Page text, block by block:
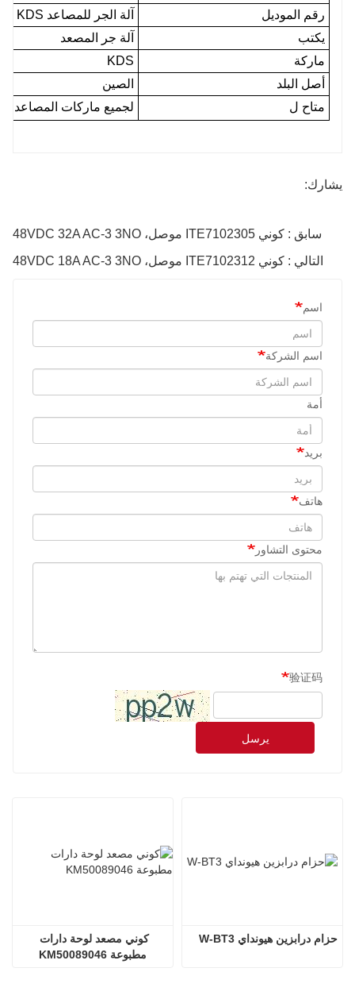
رقم الموديل
آلة الجر للمصاعد KDS سلسلة VL-C
يكتب
آلة جر المصعد
ماركة
KDS
أصل البلد
الصين
متاح ل
لجميع ماركات المصاعد
يشارك:
سابق : كوني ITE7102305 موصل، 48VDC 32A AC-3 3NO
التالي : كوني ITE7102312 موصل، 48VDC 18A AC-3 3NO
اسم
اسم الشركة
أمة
بريد
هاتف
محتوى التشاور
验证码
يرسل
مطبوعة KM50089046
حزام درابزين هيونداي W-BT3